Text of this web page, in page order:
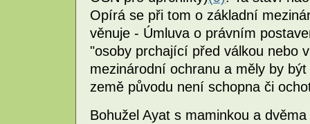
Opírá se při tom o základní
věnuje - Úmluva o právním
"osoby prchající před válkou nebo
mezinárodní ochranu a měly by
země původu není schopna či
Bohužel Ayat s maminkou a